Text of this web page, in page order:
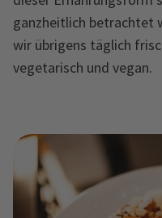
ganzheitlich betrachtet
wir übrigens täglich
vegetarisch und vegan.